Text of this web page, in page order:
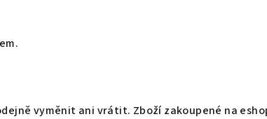
vyměnit ani vrátit. Zboží zakoupené na